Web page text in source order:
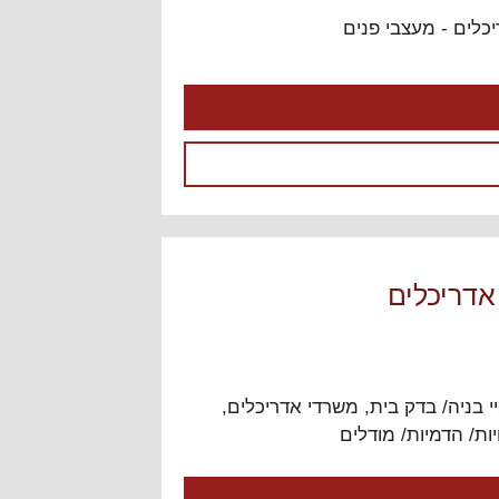
ראשית, לחצו בחלק הכי העליון
מעל הנושא הראשון בפורום.
ראשוני בלבד, ומטבע הדברים
- מעצבי פנים
בניה/ בדק בית, משרדי אדריכלים,
הדמיות/ מודלים